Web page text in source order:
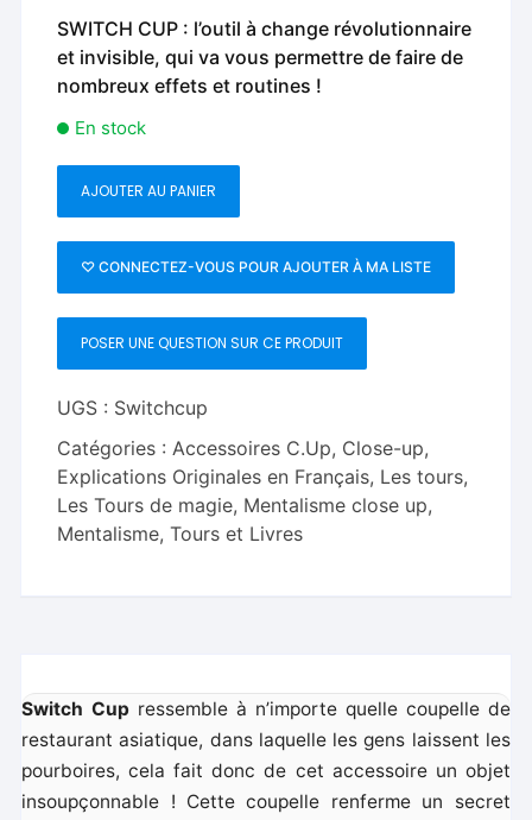
SWITCH CUP : l’outil à change révolutionnaire
et invisible, qui va vous permettre de faire de
nombreux effets et routines !
En stock
Switch
Cup
-
Jerome
Sauloup
AJOUTER AU PANIER
♡ CONNECTEZ-VOUS POUR AJOUTER À MA LISTE
POSER UNE QUESTION SUR CE PRODUIT
UGS : Switchcup
Catégories :Accessoires C.Up, Close-up,
Explications Originales en Français, Les tours,
Les Tours de magie, Mentalisme close up,
Mentalisme, Tours et Livres
Switch Cup ressemble à n’importe quelle coupelle de
restaurant asiatique, dans laquelle les gens laissent les
pourboires, cela fait donc de cet accessoire un objet
insoupçonnable ! Cette coupelle renferme un secret